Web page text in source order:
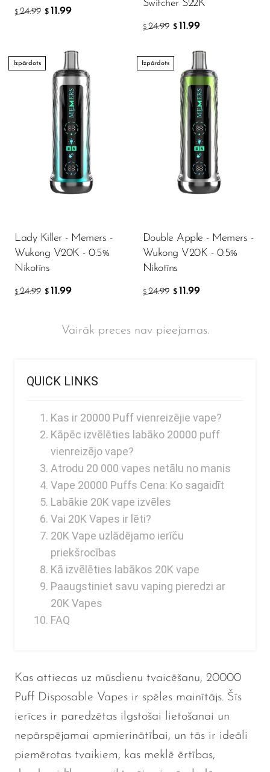
$ 24.99 $ 11.99
Switcher S22K
$ 24.99 $ 11.99
Izpārdots
Lady Killer - Memers -
Wukong V20K - 0.5%
Nikotīns
$ 24.99 $ 11.99
Izpārdots
Double Apple - Memers -
Wukong V20K - 0.5%
Nikotīns
$ 24.99 $ 11.99
Vairāk preces nav pieejamas.
QUICK LINKS
Kas ir 20000 Puff vienreizējie vape?
Kāpēc izvēlēties labāko 20000 puff
vienreizējo vape?
Atrodu 20 000 vapes netālu no manis
Vape 20000 Puffs Cena: Ko sagaidīt
Labākie 20K vape izvēles
Vai 20K Vapes ir lēti?
20K Vape uzlādējamo ierīču
priekšrocības
Kā izvēlēties labākos 20K vape
Paaugstiniet savu vaping pieredzi ar
20K Vapes
FAQ
Kas attiecas uz mūsdienu tvaicēšanu, 20000
Puff Disposable Vapes ir spēles mainītājs. Šīs
ierīces ir paredzētas ilgstošai lietošanai un
nepārspējamai apmierinātībai, un tās ir ideāli
piemērotas tvaikiem, kas meklē ērtības,